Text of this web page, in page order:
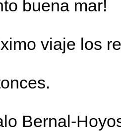
buena mar!
viaje los
Bernal-